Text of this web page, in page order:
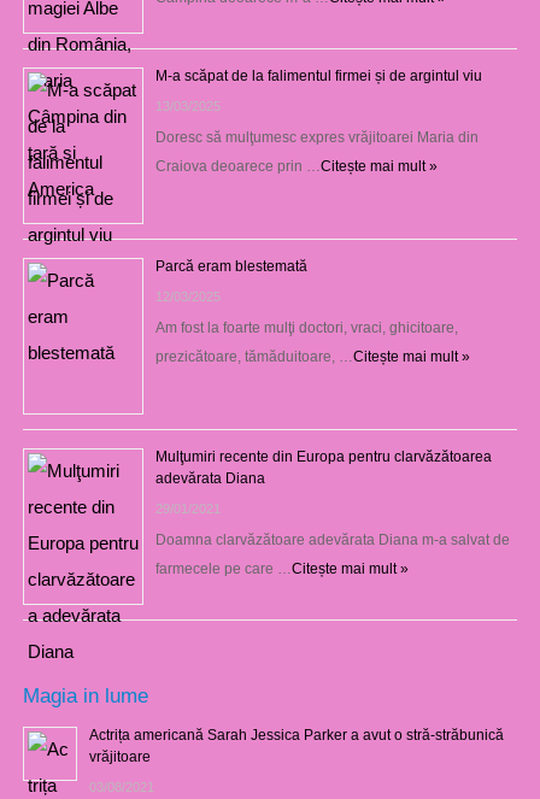
M-a scăpat de la falimentul firmei și de argintul viu
13/03/2025
Doresc să mulţumesc expres vrăjitoarei Maria din
Craiova deoarece prin … Citește mai mult »
Parcă eram blestemată
12/03/2025
Am fost la foarte mulţi doctori, vraci, ghicitoare,
prezicătoare, tămăduitoare, … Citește mai mult »
Mulţumiri recente din Europa pentru clarvăzătoarea
adevărata Diana
29/01/2021
Doamna clarvăzătoare adevărata Diana m-a salvat de
farmecele pe care … Citește mai mult »
Magia in lume
Actrița americană Sarah Jessica Parker a avut o stră-străbunică
vrăjitoare
03/08/2021